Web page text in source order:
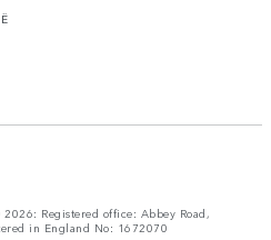
Registered office: Abbey Road,
in England No: 1672070